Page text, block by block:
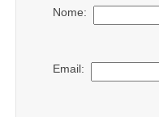
Nome:
Email: